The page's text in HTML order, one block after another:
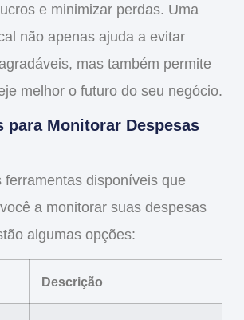
e minimizarperdas. Uma
não apenas ajuda a evitar
mas também permite
melhor o futuro do seu negócio.
para Monitorar Despesas
ferramentas disponíveis que
a monitorar suas despesas
algumas opções:
Descrição